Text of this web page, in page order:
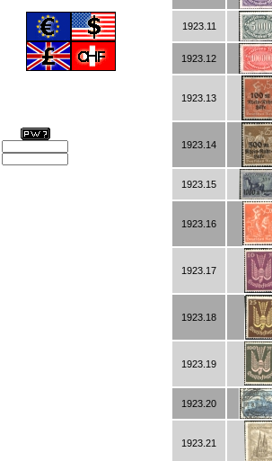
1923.11
1923.12
1923.13
1923.14
1923.15
1923.16
1923.17
1923.18
1923.19
1923.20
1923.21